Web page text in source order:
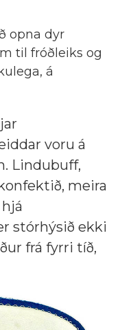
opna dyr
til fróðleiks og
á
voru á
Lindubuff,
meira
stórhýsið ekki
frá fyrri tíð,